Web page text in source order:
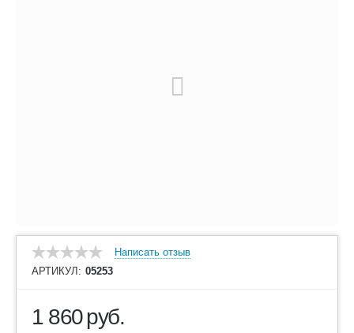
Написать отзыв
АРТИКУЛ: 05253
1 860руб.